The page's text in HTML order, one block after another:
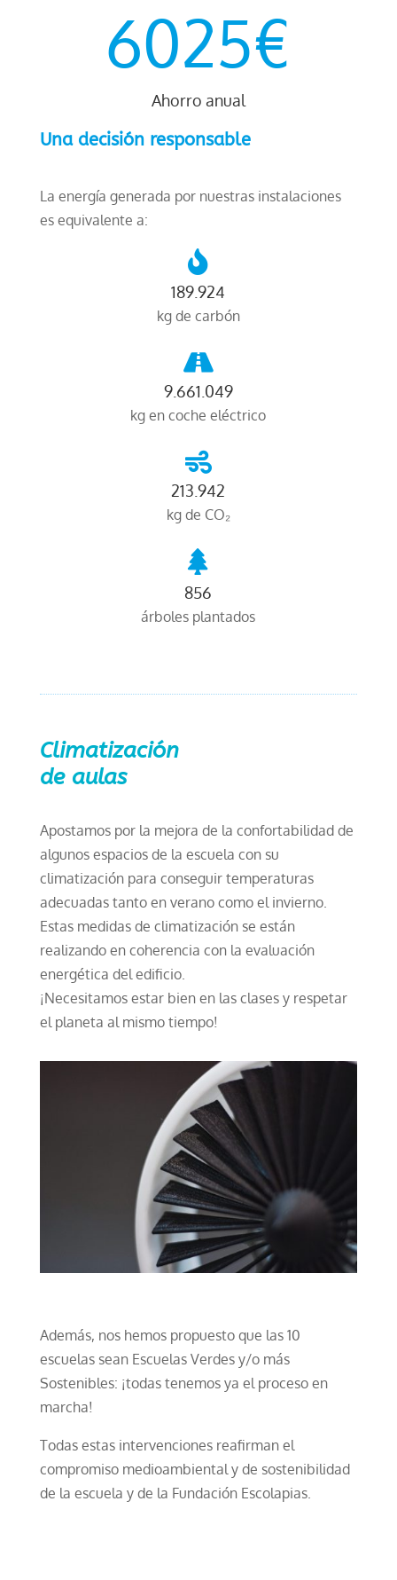
6025€
Ahorro anual
Una decisión responsable
La energía generada por nuestras instalaciones
es equivalente a:

189.924
kg de carbón

9.661.049
kg en coche eléctrico

213.942
kg de CO₂

856
árboles plantados
Climatización
de aulas
Apostamos por la mejora de la confortabilidad de
algunos espacios de la escuela con su
climatización para conseguir temperaturas
adecuadas tanto en verano como el invierno.
Estas medidas de climatización se están
realizando en coherencia con la evaluación
energética del edificio.
¡Necesitamos estar bien en las clases y respetar
el planeta al mismo tiempo!
Además, nos hemos propuesto que las 10
escuelas sean Escuelas Verdes y/o más
Sostenibles: ¡todas tenemos ya el proceso en
marcha!
Todas estas intervenciones reafirman el
compromiso medioambiental y de sostenibilidad
de la escuela y de la Fundación Escolapias.